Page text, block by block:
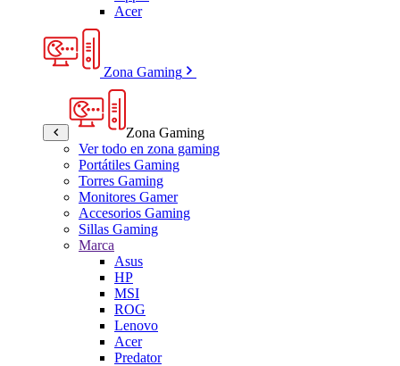
Acer
Zona Gaming
Zona Gaming
Ver todo en zona gaming
Portátiles Gaming
Torres Gaming
Monitores Gamer
Accesorios Gaming
Sillas Gaming
Marca
Asus
HP
MSI
ROG
Lenovo
Acer
Predator